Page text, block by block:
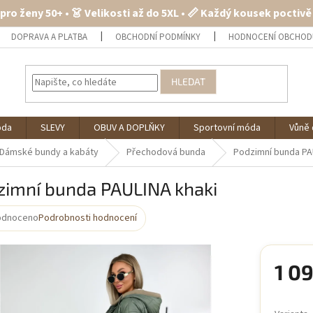
ženy 50+ • 👗 Velikosti až do 5XL • 📏 Každý kousek
DOPRAVA A PLATBA OBCHODNÍ PODMÍNKY HODNOCENÍ
HLEDAT
SLEVY OBUV A DOPLŇKY Sportovní móda
Dámské bundy a kabáty Přechodová bunda Podzimní bunda
bunda PAULINA khaki
Podrobnosti hodnocení
1